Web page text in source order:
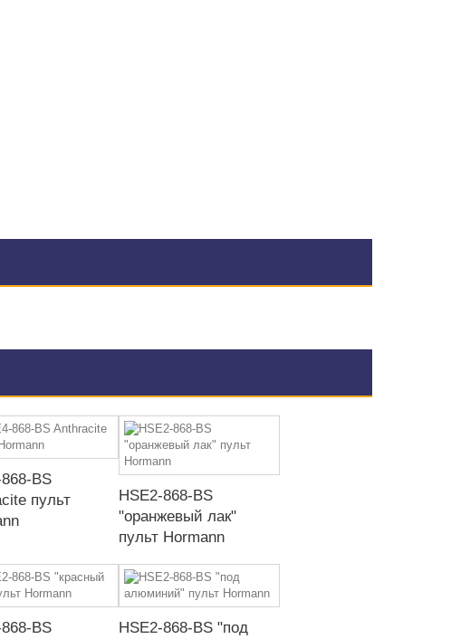
BS
пульт
HSE2-868-BS
"оранжевый лак"
пульт Hormann
BS
HSE2-868-BS "под